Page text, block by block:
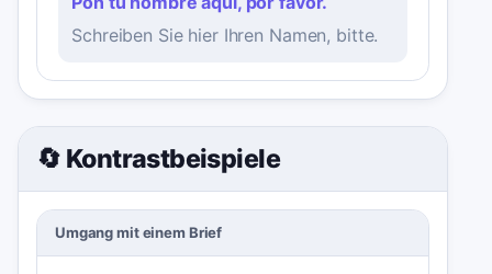
Schreiben Sie hier Ihren Namen, bitte.
🔄 Kontrastbeispiele
Umgang mit einem Brief